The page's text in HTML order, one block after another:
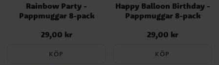
Rainbow Party -
Pappmuggar 8-pack
Pris:29,00 kr
29,00 kr
KÖP
Happy Balloon Birthday -
Pappmuggar 8-pack
Pris:29,00 kr
29,00 kr
KÖP